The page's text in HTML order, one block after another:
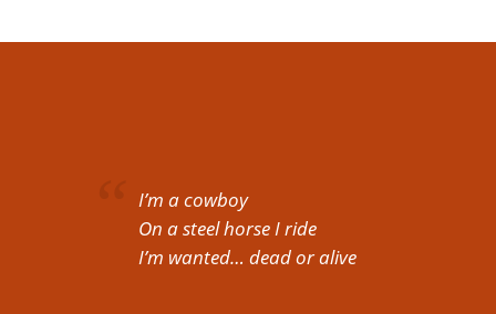
I’m a cowboy
On a steel horse I ride
I’m wanted… dead or alive